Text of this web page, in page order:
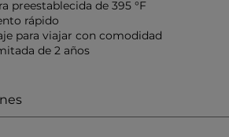
preestablecida de 395 °F
rápido
para viajar con comodidad
de 2 años